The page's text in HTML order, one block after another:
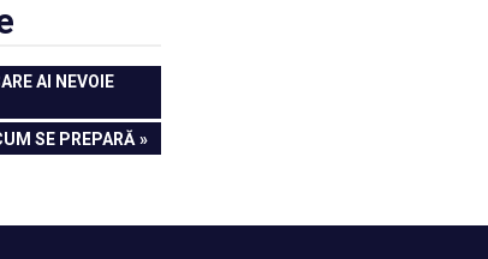
AI NEVOIE
SE PREPARĂ